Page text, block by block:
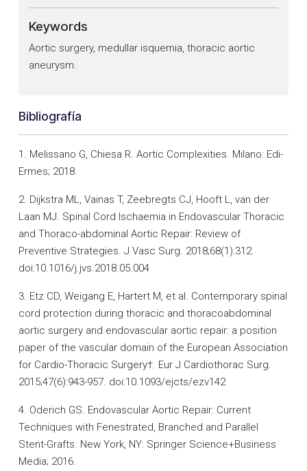
Keywords
Aortic surgery, medullar isquemia, thoracic aortic
aneurysm.
Bibliografía
1. Melissano G, Chiesa R. Aortic Complexities. Milano: Edi-
Ermes; 2018.
2. Dijkstra ML, Vainas T, Zeebregts CJ, Hooft L, van der
Laan MJ. Spinal Cord Ischaemia in Endovascular Thoracic
and Thoraco-abdominal Aortic Repair: Review of
Preventive Strategies. J Vasc Surg. 2018;68(1):312.
doi:10.1016/j.jvs.2018.05.004
3. Etz CD, Weigang E, Hartert M, et al. Contemporary spinal
cord protection during thoracic and thoracoabdominal
aortic surgery and endovascular aortic repair: a position
paper of the vascular domain of the European Association
for Cardio-Thoracic Surgery†. Eur J Cardiothorac Surg.
2015;47(6):943-957. doi:10.1093/ejcts/ezv142
4. Oderich GS. Endovascular Aortic Repair: Current
Techniques with Fenestrated, Branched and Parallel
Stent-Grafts. New York, NY: Springer Science+Business
Media; 2016.